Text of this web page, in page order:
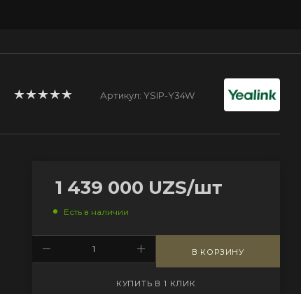
Артикул: YSIP-Y34W
1 439 000 UZS/шт
Есть в наличии
В КОРЗИНУ
КУПИТЬ В 1 КЛИК